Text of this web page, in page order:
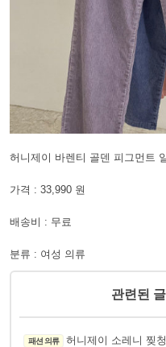
허니제이 바렌티 골덴 피그먼트
가격 : 33,990 원
배송비 : 무료
분류 : 여성 의류
관련된
패션 의류 허니제이 소레니 찢